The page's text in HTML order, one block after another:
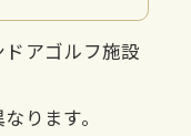
アゴルフ施設
ります。